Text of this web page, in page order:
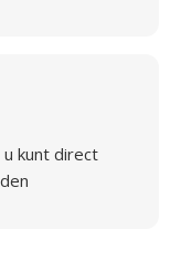
kunt direct